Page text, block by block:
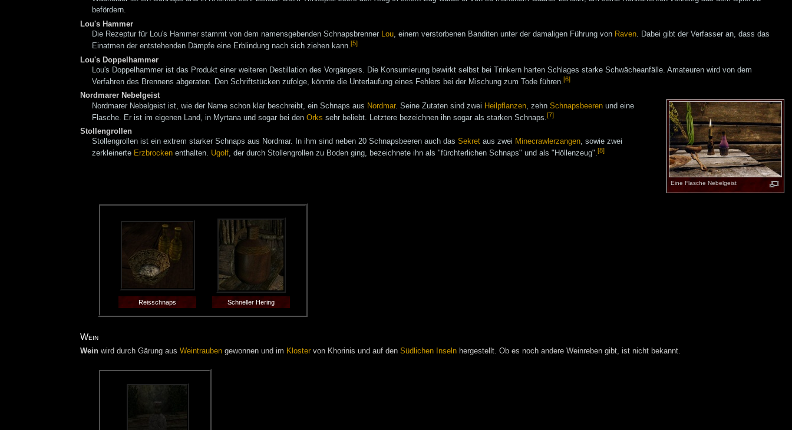
befördern.
Lou's Hammer
Die Rezeptur für Lou's Hammer stammt von dem namensgebenden Schnapsbrenner Lou, einem verstorbenen Banditen unter der damaligen Führung von Raven. Dabei gibt der Verfasser an, dass das
Einatmen der entstehenden Dämpfe eine Erblindung nach sich ziehen kann.[5]
Lou's Doppelhammer
Lou's Doppelhammer ist das Produkt einer weiteren Destillation des Vorgängers. Die Konsumierung bewirkt selbst bei Trinkern harten Schlages starke Schwächeanfälle. Amateuren wird von dem
Verfahren des Brennens abgeraten. Den Schriftstücken zufolge, könnte die Unterlaufung eines Fehlers bei der Mischung zum Tode führen.[6]
Eine Flasche Nebelgeist
Nordmarer Nebelgeist
Nordmarer Nebelgeist ist, wie der Name schon klar beschreibt, ein Schnaps aus Nordmar. Seine Zutaten sind zwei Heilpflanzen , zehn Schnapsbeeren und eine
Flasche. Er ist im eigenen Land, in Myrtana und sogar bei den Orks sehr beliebt. Letztere bezeichnen ihn sogar als starken Schnaps.[7]
Stollengrollen
Stollengrollen ist ein extrem starker Schnaps aus Nordmar. In ihm sind neben 20 Schnapsbeeren auch das Sekret aus zwei Minecrawlerzangen, sowie zwei
zerkleinerte Erzbrocken enthalten. Ugolf, der durch Stollengrollen zu Boden ging, bezeichnete ihn als "fürchterlichen Schnaps" und als "Höllenzeug".[8]
Reisschnaps Schneller Hering
Wein
Weinwird durch Gärung aus Weintraubengewonnen und im Klostervon Khorinis und auf den Südlichen Inselnhergestellt. Ob es noch andere Weinreben gibt, ist nicht bekannt.